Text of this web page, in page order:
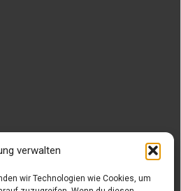
verwalten
wir Technologien wie Cookies, um